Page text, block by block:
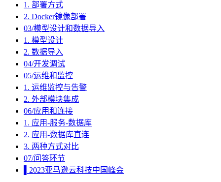
1. 部署方式
2. Docker镜像部署
03/模型设计和数据导入
1. 模型设计
2. 数据导入
04/开发调试
05/运维和监控
1. 运维监控与告警
2. 外部模块集成
06/应用和连接
1. 应用-服务-数据库
2. 应用-数据库直连
3. 两种方式对比
07/问答环节
▌2023亚马逊云科技中国峰会